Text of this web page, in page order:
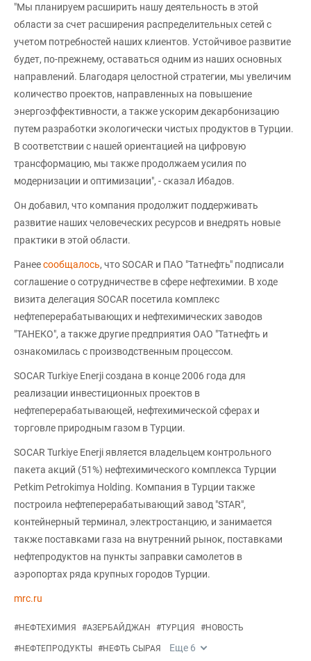
"Мы планируем расширить нашу деятельность в этой
области за счет расширения распределительных сетей с
учетом потребностей наших клиентов. Устойчивое развитие
будет, по-прежнему, оставаться одним из наших основных
направлений. Благодаря целостной стратегии, мы увеличим
количество проектов, направленных на повышение
энергоэффективности, а также ускорим декарбонизацию
путем разработки экологически чистых продуктов в Турции.
В соответствии с нашей ориентацией на цифровую
трансформацию, мы также продолжаем усилия по
модернизации и оптимизации", - сказал Ибадов.
Он добавил, что компания продолжит поддерживать
развитие наших человеческих ресурсов и внедрять новые
практики в этой области.
Ранеесообщалось, что SOCAR и ПАО "Татнефть" подписали
соглашение о сотрудничестве в сфере нефтехимии. В ходе
визита делегация SOCAR посетила комплекс
нефтеперерабатывающих и нефтехимических заводов
"ТАНЕКО", а также другие предприятия ОАО "Татнефть и
ознакомилась с производственным процессом.
SOCAR Turkiye Enerji создана в конце 2006 года для
реализации инвестиционных проектов в
нефтеперерабатывающей, нефтехимической сферах и
торговле природным газом в Турции.
SOCAR Turkiye Enerji является владельцем контрольного
пакета акций (51%) нефтехимического комплекса Турции
Petkim Petrokimya Holding. Компания в Турции также
построила нефтеперерабатывающий завод "STAR",
контейнерный терминал, электростанцию, и занимается
также поставками газа на внутренний рынок, поставками
нефтепродуктов на пункты заправки самолетов в
аэропортах ряда крупных городов Турции.
mrc.ru
#НЕФТЕХИМИЯ #АЗЕРБАЙДЖАН #ТУРЦИЯ #НОВОСТЬ
#НЕФТЕПРОДУКТЫ #НЕФТЬ СЫРАЯ Еще 6